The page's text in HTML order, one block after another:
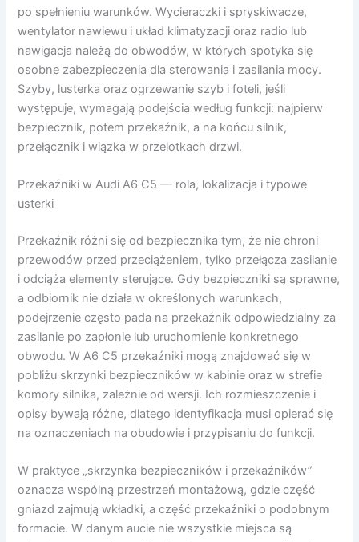
po spełnieniu warunków. Wycieraczki i spryskiwacze,
wentylator nawiewu i układ klimatyzacji oraz radio lub
nawigacja należą do obwodów, w których spotyka się
osobne zabezpieczenia dla sterowania i zasilania mocy.
Szyby, lusterka oraz ogrzewanie szyb i foteli, jeśli
występuje, wymagają podejścia według funkcji: najpierw
bezpiecznik, potem przekaźnik, a na końcu silnik,
przełącznik i wiązka w przelotkach drzwi.
Przekaźniki w Audi A6 C5 — rola, lokalizacja i typowe
usterki
Przekaźnik różni się od bezpiecznika tym, że nie chroni
przewodów przed przeciążeniem, tylko przełącza zasilanie
i odciąża elementy sterujące. Gdy bezpieczniki są sprawne,
a odbiornik nie działa w określonych warunkach,
podejrzenie często pada na przekaźnik odpowiedzialny za
zasilanie po zapłonie lub uruchomienie konkretnego
obwodu. W A6 C5 przekaźniki mogą znajdować się w
pobliżu skrzynki bezpieczników w kabinie oraz w strefie
komory silnika, zależnie od wersji. Ich rozmieszczenie i
opisy bywają różne, dlatego identyfikacja musi opierać się
na oznaczeniach na obudowie i przypisaniu do funkcji.
W praktyce „skrzynka bezpieczników i przekaźników”
oznacza wspólną przestrzeń montażową, gdzie część
gniazd zajmują wkładki, a część przekaźniki o podobnym
formacie. W danym aucie nie wszystkie miejsca są